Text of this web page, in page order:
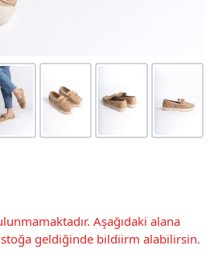
Aşağıdaki alana
geldiğinde bildiirm alabilirsin.